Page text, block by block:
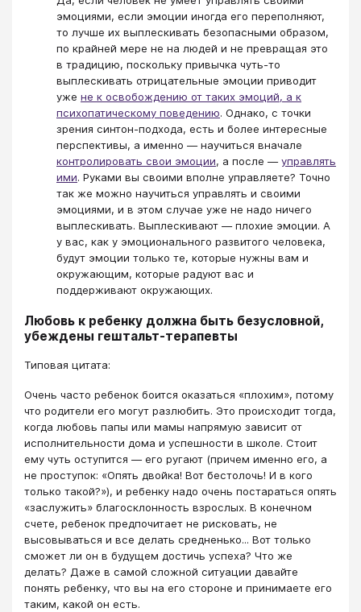
эмоциями, если эмоции иногда его переполняют,
то лучше их выплескивать безопасными образом,
по крайней мере не на людей и не превращая это
в традицию, поскольку привычка чуть-то
выплескивать отрицательные эмоции приводит
уже не к освобождению от таких эмоций, а к
психопатическому поведению. Однако, с точки
зрения синтон-подхода, есть и более интересные
перспективы, а именно — научиться вначале
контролировать свои эмоции, а после —управлять
ими. Руками вы своими вполне управляете? Точно
так же можно научиться управлять и своими
эмоциями, и в этом случае уже не надо ничего
выплескивать. Выплескивают — плохие эмоции. А
у вас, как у эмоционального развитого человека,
будут эмоции только те, которые нужны вам и
окружающим, которые радуют вас и
поддерживают окружающих.
Любовь к ребенку должна быть безусловной,
убеждены гештальт-терапевты
Типовая цитата:
Очень часто ребенок боится оказаться «плохим», потому
что родители его могут разлюбить. Это происходит тогда,
когда любовь папы или мамы напрямую зависит от
исполнительности дома и успешности в школе. Стоит
ему чуть оступится — его ругают (причем именно его, а
не проступок: «Опять двойка! Вот бестолочь! И в кого
только такой?»), и ребенку надо очень постараться опять
«заслужить» благосклонность взрослых. В конечном
счете, ребенок предпочитает не рисковать, не
высовываться и все делать средненько... Вот только
сможет ли он в будущем достичь успеха? Что же
делать? Даже в самой сложной ситуации давайте
понять ребенку, что вы на его стороне и принимаете его
таким, какой он есть.